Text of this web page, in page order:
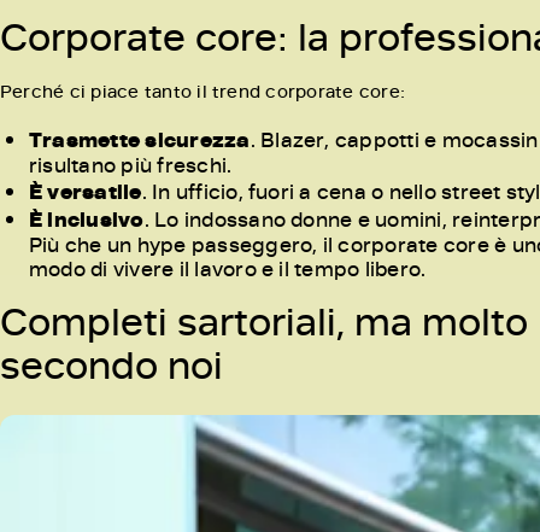
Corporate core: la
Perché ci piace tanto il trend corporate core:
Trasmette sicurezza. Blazer, cappotti e
risultano più freschi.
È versatile. In ufficio, fuori a cena o nello street
È inclusivo. Lo indossano donne e uomini,
Più che un hype passeggero, il corporate core è
modo di vivere il lavoro e il tempo libero.
Completi sartoriali, ma
secondo noi